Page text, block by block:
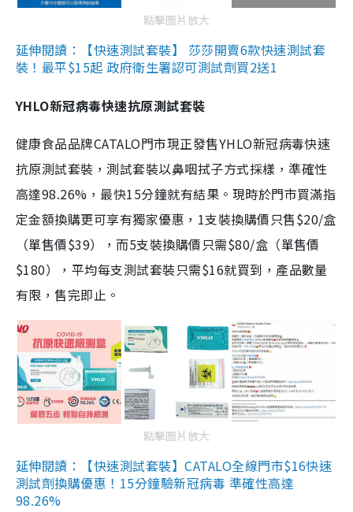
點擊圖片放大
延伸閱讀：【快速測試套裝】 莎莎開賣6款快速測試套
裝！最平$15起 政府衛生署認可測試劑買2送1
YHLO新冠病毒快速抗原測試套裝
健康食品品牌CATALO門市現正發售YHLO新冠病毒快速
抗原測試套裝，測試套裝以鼻咽拭子方式採樣，準確性
高達98.26%，最快15分鐘就有結果。現時於門市買滿指
定金額換購更可享有獨家優惠，1支裝換購價只售$20/盒
（單售價$39），而5支裝換購價只需$80/盒（單售價
$180），平均每支測試套裝只需$16就買到，產品數量
有限，售完即止。
點擊圖片放大
延伸閱讀：【快速測試套裝】CATALO全線門市$16快速
測試劑換購優惠！15分鐘驗新冠病毒 準確性高達
98.26%